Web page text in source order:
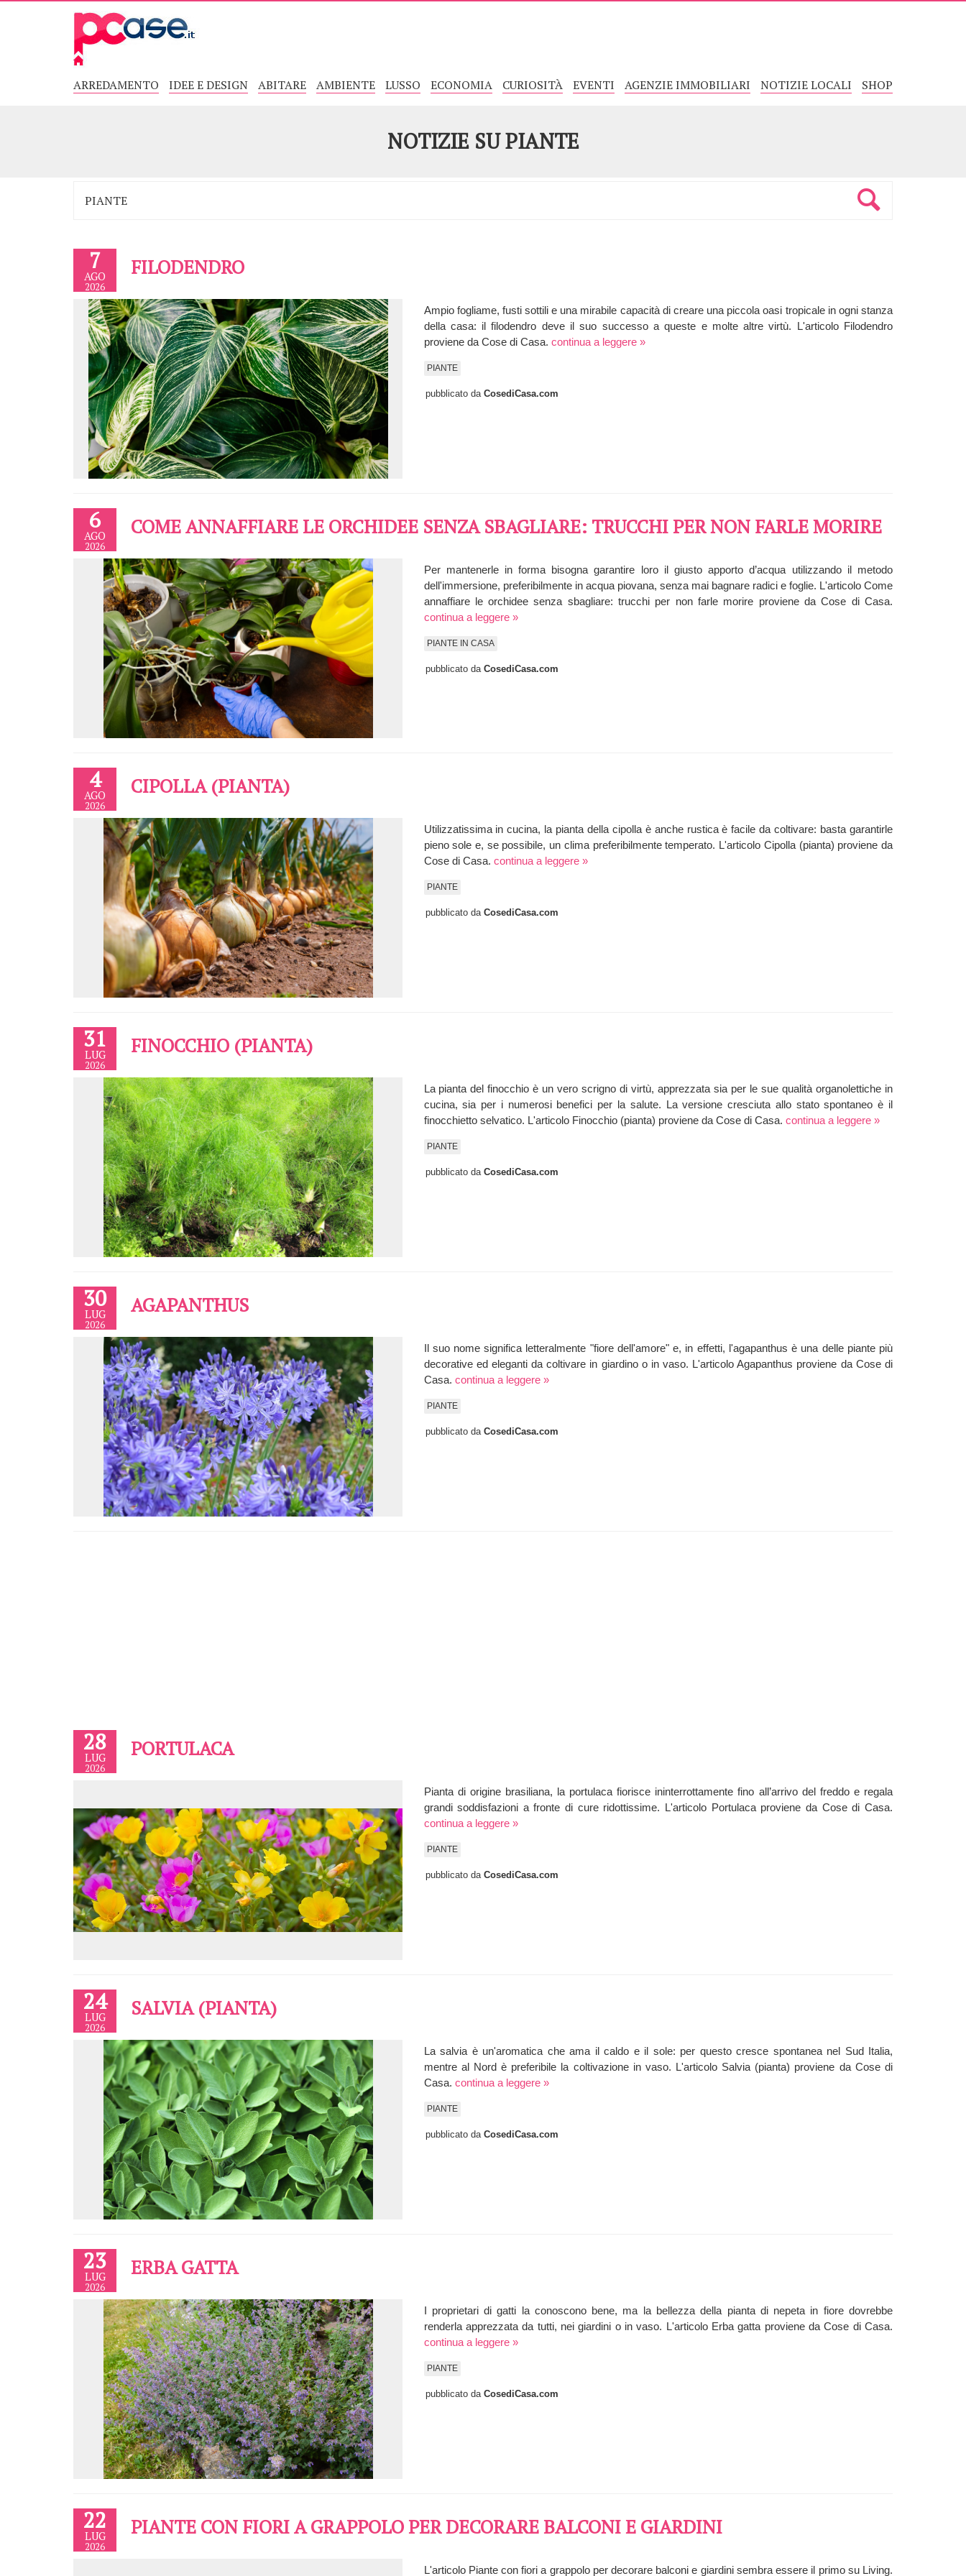
ARREDAMENTO IDEE E DESIGN ABITARE AMBIENTE LUSSO ECONOMIA CURIOSITÀ EVENTI AGENZIE IMMOBILIARI NOTIZIE LOCALI SHOP
NOTIZIE SUPIANTE
7
AGO
2026
FILODENDRO
Ampio fogliame, fusti sottili e una mirabile capacità di creare una piccola oasi tropicale in ogni stanza
della casa: il filodendro deve il suo successo a queste e molte altre virtù. L'articolo Filodendro
proviene da Cose di Casa. continua a leggere »
PIANTE
pubblicato da CosediCasa.com
6
AGO
2026
COME ANNAFFIARE LE ORCHIDEE SENZA SBAGLIARE: TRUCCHI PER NON FARLE MORIRE
Per mantenerle in forma bisogna garantire loro il giusto apporto d’acqua utilizzando il metodo
dell'immersione, preferibilmente in acqua piovana, senza mai bagnare radici e foglie. L'articolo Come
annaffiare le orchidee senza sbagliare: trucchi per non farle morire proviene da Cose di Casa.
continua a leggere »
PIANTE IN CASA
pubblicato da CosediCasa.com
4
AGO
2026
CIPOLLA (PIANTA)
Utilizzatissima in cucina, la pianta della cipolla è anche rustica è facile da coltivare: basta garantirle
pieno sole e, se possibile, un clima preferibilmente temperato. L'articolo Cipolla (pianta) proviene da
Cose di Casa. continua a leggere »
PIANTE
pubblicato da CosediCasa.com
31
LUG
2026
FINOCCHIO (PIANTA)
La pianta del finocchio è un vero scrigno di virtù, apprezzata sia per le sue qualità organolettiche in
cucina, sia per i numerosi benefici per la salute. La versione cresciuta allo stato spontaneo è il
finocchietto selvatico. L'articolo Finocchio (pianta) proviene da Cose di Casa. continua a leggere »
PIANTE
pubblicato da CosediCasa.com
30
LUG
2026
AGAPANTHUS
Il suo nome significa letteralmente "fiore dell'amore" e, in effetti, l'agapanthus è una delle piante più
decorative ed eleganti da coltivare in giardino o in vaso. L'articolo Agapanthus proviene da Cose di
Casa. continua a leggere »
PIANTE
pubblicato da CosediCasa.com
28
LUG
2026
PORTULACA
Pianta di origine brasiliana, la portulaca fiorisce ininterrottamente fino all’arrivo del freddo e regala
grandi soddisfazioni a fronte di cure ridottissime. L'articolo Portulaca proviene da Cose di Casa.
continua a leggere »
PIANTE
pubblicato da CosediCasa.com
24
LUG
2026
SALVIA (PIANTA)
La salvia è un'aromatica che ama il caldo e il sole: per questo cresce spontanea nel Sud Italia,
mentre al Nord è preferibile la coltivazione in vaso. L'articolo Salvia (pianta) proviene da Cose di
Casa. continua a leggere »
PIANTE
pubblicato da CosediCasa.com
23
LUG
2026
ERBA GATTA
I proprietari di gatti la conoscono bene, ma la bellezza della pianta di nepeta in fiore dovrebbe
renderla apprezzata da tutti, nei giardini o in vaso. L'articolo Erba gatta proviene da Cose di Casa.
continua a leggere »
PIANTE
pubblicato da CosediCasa.com
22
LUG
2026
PIANTE CON FIORI A GRAPPOLO PER DECORARE BALCONI E GIARDINI
L'articolo Piante con fiori a grappolo per decorare balconi e giardini sembra essere il primo su Living.